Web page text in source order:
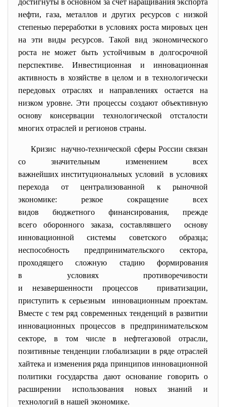
достигнуты в основном за счет наращивания экспорта
нефти, газа, металлов и других ресурсов с низкой
степенью переработки в условиях роста мировых цен
на эти виды ресурсов. Такой вид экономического
роста не может быть устойчивым в долгосрочной
перспективе. Инвестиционная и инновационная
активность в хозяйстве в целом и в технологически
передовых отраслях и направлениях остается на
низком уровне. Эти процессы создают объективную
основу консервации технологической отсталости
многих отраслей и регионов страны.
Кризис научно-технической сферы России связан
со значительным изменением всех
важнейших институциональных условий в условиях
перехода от централизованной к рыночной
экономике: резкое сокращение всех
видов бюджетного финансирования, прежде
всего оборонного заказа, составлявшего основу
инновационной системы советского образца;
неспособность предпринимательского сектора,
проходящего сложную стадию формирования
в условиях противоречивости
и незавершенности процессов приватизации,
приступить к серьезным инновационным проектам.
Вместе с тем ряд современных тенденций в развитии
инновационных процессов в предпринимательском
секторе, в том числе в нефтегазовой отрасли,
позитивные тенденции глобализации в ряде отраслей
хайтека и изменения ряда принципов инновационной
политики государства дают основание говорить о
расширении использования новых знаний и
технологий в нашей экономике.